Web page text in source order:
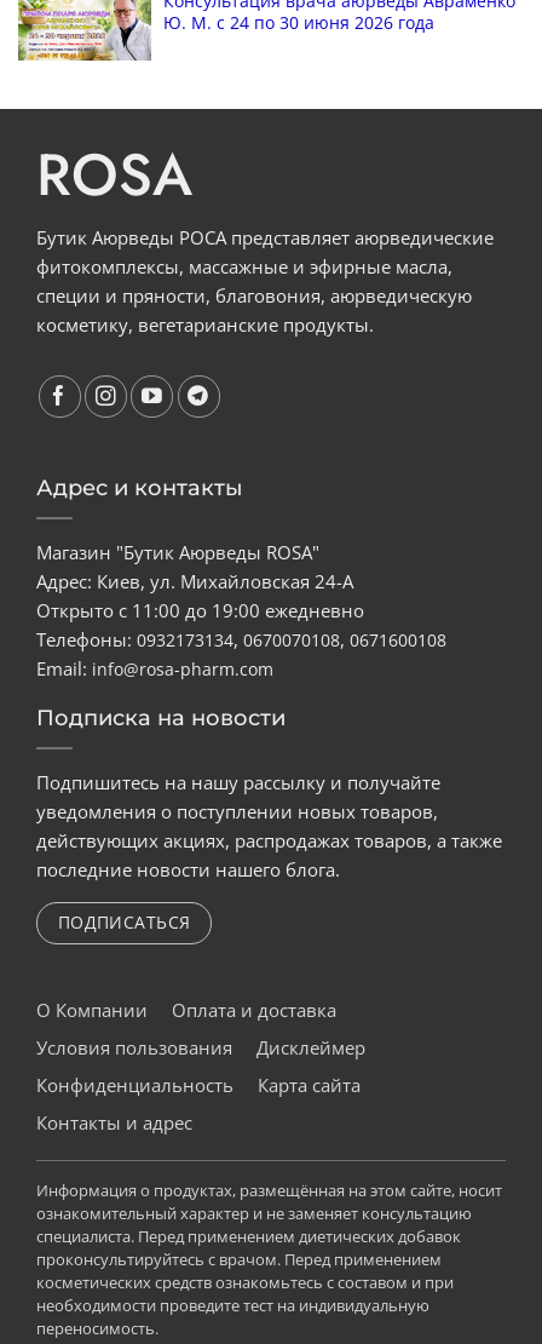
Ю. М. с 24 по 30 июня 2026 года
ROSA
Бутик Аюрведы РОСА представляет аюрведические
фитокомплексы, массажные и эфирные масла,
специи и пряности, благовония, аюрведическую
косметику, вегетарианские продукты.
Адрес и контакты
Магазин "Бутик Аюрведы ROSA"
Адрес: Киев, ул. Михайловская 24-А
Открыто с 11:00 до 19:00 ежедневно
Телефоны: 0932173134, 0670070108, 0671600108
Email: info@rosa-pharm.com
Подписка на новости
Подпишитесь на нашу рассылку и получайте
уведомления о поступлении новых товаров,
действующих акциях, распродажах товаров, а также
последние новости нашего блога.
ПОДПИСАТЬСЯ
О Компании
Оплата и доставка
Условия пользования
Дисклеймер
Конфиденциальность
Карта сайта
Контакты и адрес
Информация о продуктах, размещённая на этом сайте, носит
ознакомительный характер и не заменяет консультацию
специалиста. Перед применением диетических добавок
проконсультируйтесь с врачом. Перед применением
косметических средств ознакомьтесь с составом и при
необходимости проведите тест на индивидуальную
переносимость.